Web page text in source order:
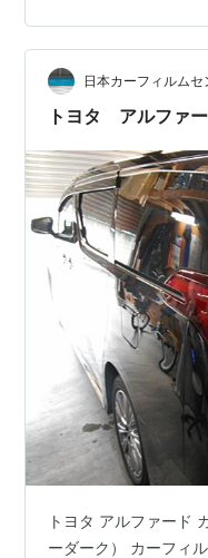
日本カーフィルム
トヨタ アルファ
トヨタ アルファード
ーダーク） カーフィ